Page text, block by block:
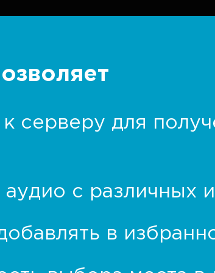
к серверу для
аудио с различных
в